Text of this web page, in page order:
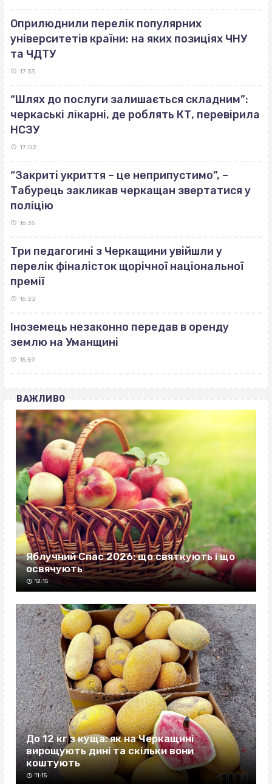
Оприлюднили перелік популярних
університетів країни: на яких позиціях ЧНУ
та ЧДТУ
17:33
“Шлях до послуги залишається складним”:
черкаські лікарні, де роблять КТ, перевірила
НСЗУ
17:02
“Закриті укриття – це неприпустимо”, –
Табурець закликав черкащан звертатися у
поліцію
16:35
Три педагогині з Черкащини увійшли у
перелік фіналісток щорічної національної
премії
16:22
Іноземець незаконно передав в оренду
землю на Уманщині
15:59
ВАЖЛИВО
Яблучний Спас 2026: що святкують і що
освячують
12:15
До 12 кг з куща: як на Черкащині
вирощують дині та скільки вони
коштують
11:15